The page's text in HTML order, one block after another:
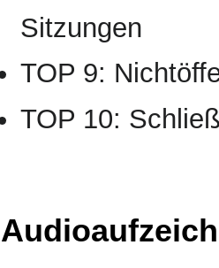
Sitzungen
TOP 9:
TOP 10: